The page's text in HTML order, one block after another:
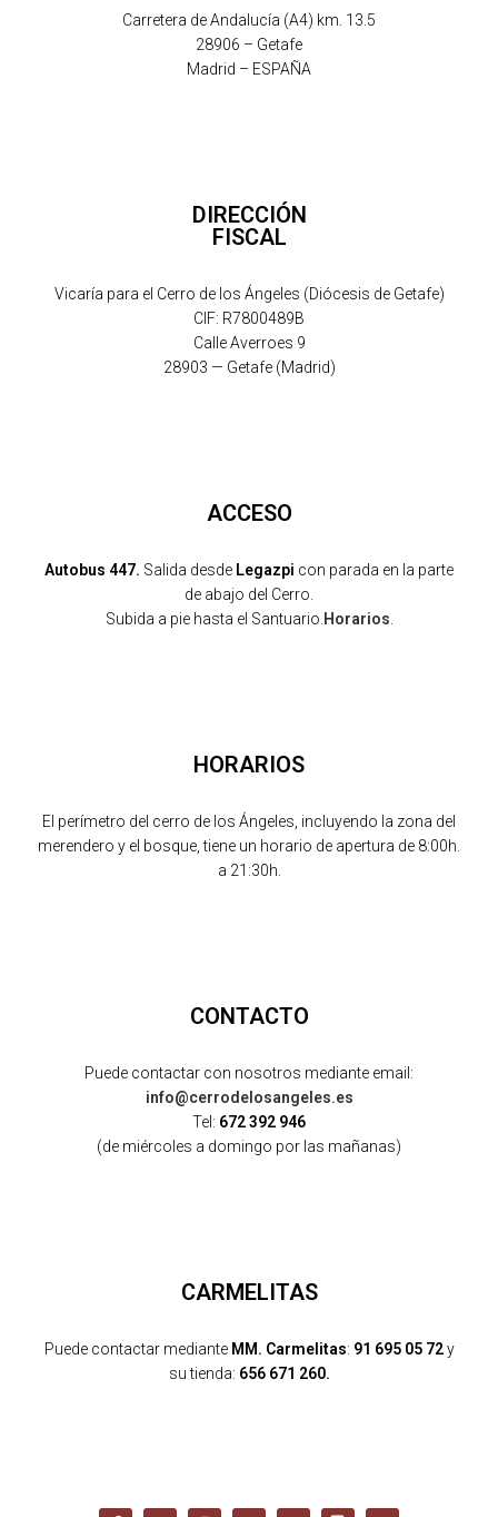
Carretera de Andalucía (A4) km. 13.5
28906 – Getafe
Madrid – ESPAÑA
DIRECCIÓN
FISCAL
Vicaría para el Cerro de los Ángeles (Diócesis de Getafe)
CIF: R7800489B
Calle Averroes 9
28903 — Getafe (Madrid)
ACCESO
Autobus 447. Salida desde Legazpi con parada en la parte
de abajo del Cerro.
Subida a pie hasta el Santuario. Horarios
HORARIOS
El perímetro del cerro de los Ángeles, incluyendo la zona del
merendero y el bosque, tiene un horario de apertura de 8:00h.
a 21:30h.
CONTACTO
Puede contactar con nosotros mediante email:
info@cerrodelosangeles.es
Tel: 672 392 946
(de miércoles a domingo por las mañanas)
CARMELITAS
Puede contactar medianteMM. Carmelitas: 91 695 05 72y
su tienda: 656 671 260.